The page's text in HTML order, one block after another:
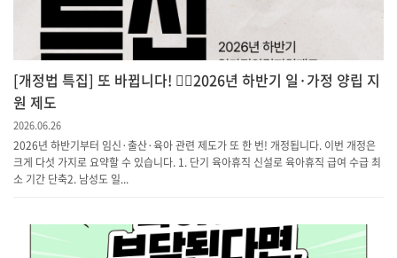
[개정법 특집] 또 바뀝니다! 💁‍♀️2026년 하반기 일·가정 양립 지
원 제도
2026.06.26
2026년 하반기부터 임신·출산·육아 관련 제도가 또 한 번! 개정됩니다. 이번 개정은
크게 다섯 가지로 요약할 수 있습니다. 1. 단기 육아휴직 신설로 육아휴직 급여 수급 최
소 기간 단축​2. 남성도 일...